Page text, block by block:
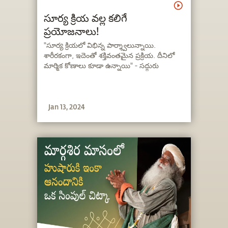
సూర్య క్రియ వల్ల కలిగే
ప్రయోజనాలు!
"సూర్య క్రియలో విభిన్న పార్శ్వాలున్నాయి.
శారీరకంగా, ఇదెంతో శక్తివంతమైన ప్రక్రియ. దీనిలో
మార్మిక కోణాలు కూడా ఉన్నాయి" - సద్గురు
Jan 13, 2024